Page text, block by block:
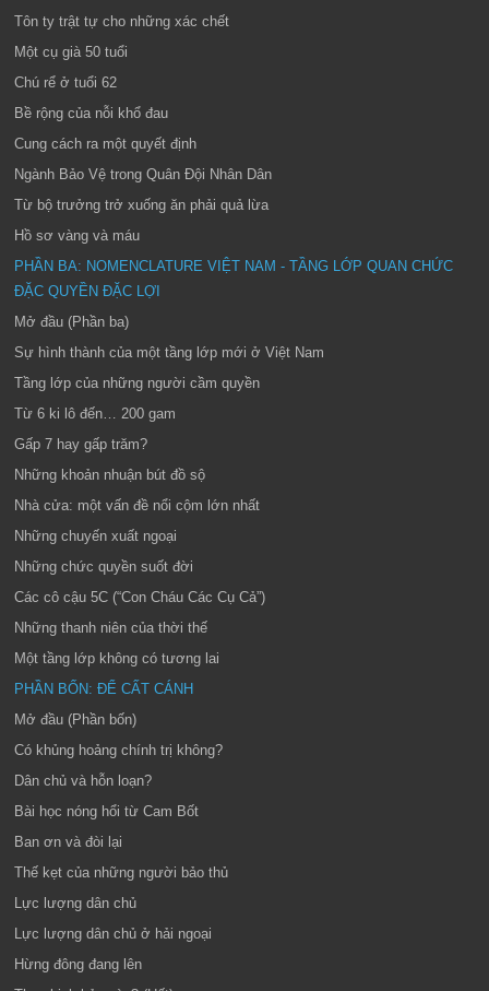
Tôn ty trật tự cho những xác chết
Một cụ già 50 tuổi
Chú rể ở tuổi 62
Bề rộng của nỗi khổ đau
Cung cách ra một quyết định
Ngành Bảo Vệ trong Quân Đội Nhân Dân
Từ bộ trưởng trở xuống ăn phải quả lừa
Hồ sơ vàng và máu
PHẦN BA: NOMENCLATURE VIỆT NAM - TẦNG LỚP QUAN CHỨC
ĐẶC QUYỀN ĐẶC LỢI
Mở đầu (Phần ba)
Sự hình thành của một tầng lớp mới ở Việt Nam
Tầng lớp của những người cầm quyền
Từ 6 ki lô đến… 200 gam
Gấp 7 hay gấp trăm?
Những khoản nhuận bút đồ sộ
Nhà cửa: một vấn đề nổi cộm lớn nhất
Những chuyến xuất ngoại
Những chức quyền suốt đời
Các cô cậu 5C (“Con Cháu Các Cụ Cả”)
Những thanh niên của thời thế
Một tầng lớp không có tương lai
PHẦN BỐN: ĐỂ CẤT CÁNH
Mở đầu (Phần bốn)
Có khủng hoảng chính trị không?
Dân chủ và hỗn loạn?
Bài học nóng hổi từ Cam Bốt
Ban ơn và đòi lại
Thế kẹt của những người bảo thủ
Lực lượng dân chủ
Lực lượng dân chủ ở hải ngoại
Hừng đông đang lên